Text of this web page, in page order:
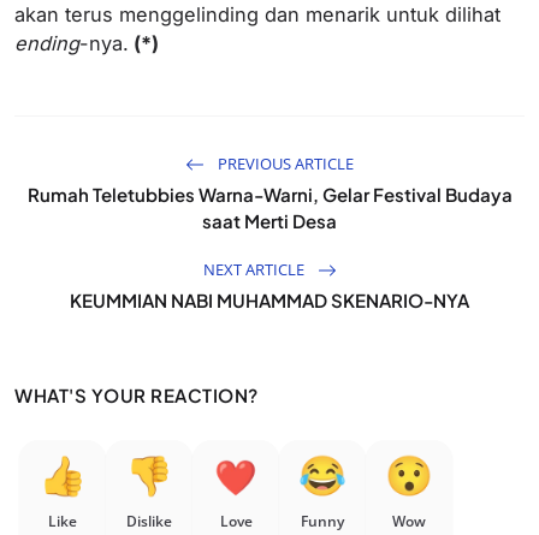
akan terus menggelinding dan menarik untuk dilihat
ending-nya. (*)
PREVIOUS ARTICLE
Rumah Teletubbies Warna-Warni, Gelar Festival Budaya
saat Merti Desa
NEXT ARTICLE
KEUMMIAN NABI MUHAMMAD SKENARIO-NYA
WHAT'S YOUR REACTION?
Like Dislike Love Funny Wow